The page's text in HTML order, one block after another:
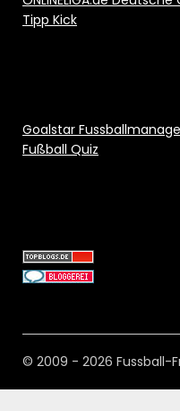
Tipp Kick
Goalstar
Fußball Quiz
© 2009 - 2026 Fussball-